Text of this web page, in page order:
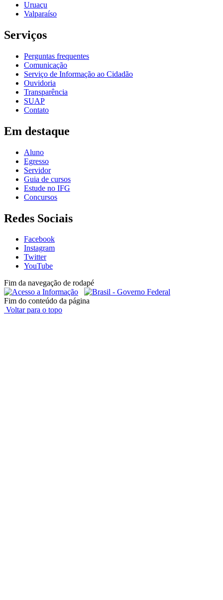
Uruaçu
Valparaíso
Serviços
Perguntas frequentes
Comunicação
Serviço de Informação ao Cidadão
Ouvidoria
Transparência
SUAP
Contato
Em destaque
Aluno
Egresso
Servidor
Guia de cursos
Estude no IFG
Concursos
Redes Sociais
Facebook
Instagram
Twitter
YouTube
Fim da navegação de rodapé
Fim do conteúdo da página
Voltar para o topo